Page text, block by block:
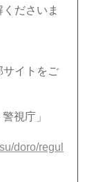
ださいま
サイトをご
視庁」
doro/regul